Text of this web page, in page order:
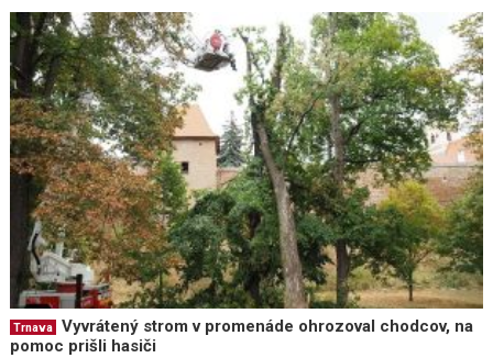
Trnava
Vyvrátený strom v promenáde ohrozoval chodcov, na
pomoc prišli hasiči